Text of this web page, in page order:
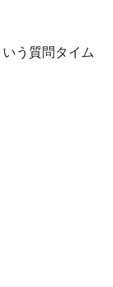
いう質問タイム